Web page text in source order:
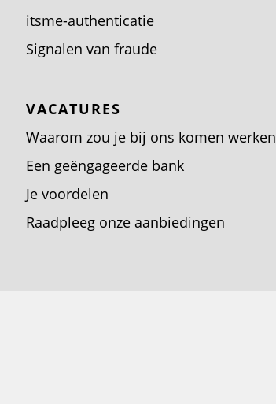
itsme-authenticatie
Signalen van fraude
VACATURES
Waarom zou je bij ons komen werken
Een geëngageerde bank
Je voordelen
Raadpleeg onze aanbiedingen